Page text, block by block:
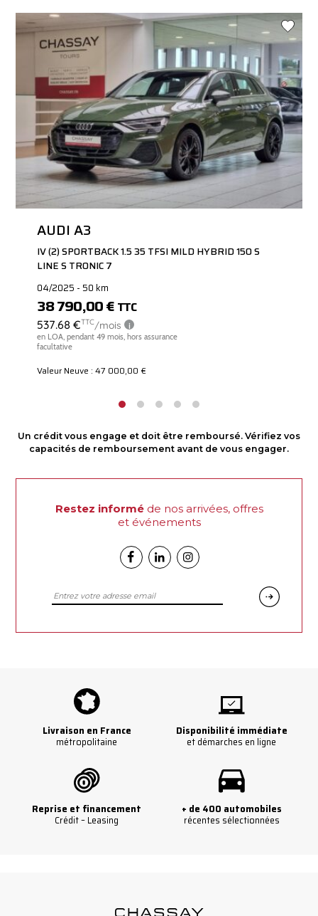
AUDI A3
IV (2) SPORTBACK 1.5 35 TFSI MILD HYBRID 150 S
LINE S TRONIC 7
04/2025 - 50 km
38 790,00 € TTC
Valeur Neuve : 47 000,00 €
Un crédit vous engage et doit être remboursé. Vérifiez vos
capacités de remboursement avant de vous engager.
Restez informéde nos arrivées, offres
et événements
FacebookLinkedinInstagram
Livraison en France
métropolitaine
Disponibilité immédiate
et démarches en ligne
Reprise et financement
Crédit – Leasing
+ de 400 automobiles
récentes sélectionnées